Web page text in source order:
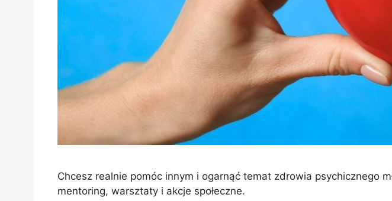
Chcesz realnie pomóc innym i ogarnąć temat zdrowia psychicznego
mentoring, warsztaty i akcje społeczne.